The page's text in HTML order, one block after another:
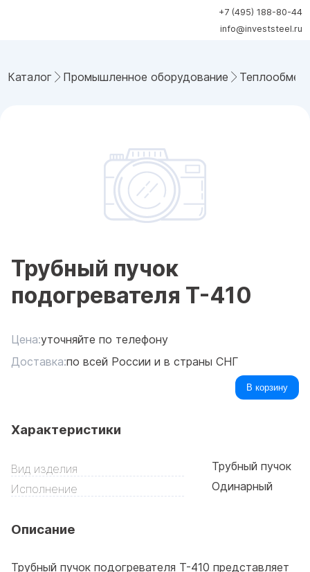
+7 (495) 188-80-44
info@investsteel.ru
Каталог Промышленное оборудование
Трубный пучок
подогревателя T-410
Цена:уточняйте по телефону
Доставка:по всей России и в страны СНГ
В корзину
Характеристики
Вид изделия
Трубный пучок
Исполнение
Одинарный
Описание
Трубный пучок подогревателя T-410 представляет